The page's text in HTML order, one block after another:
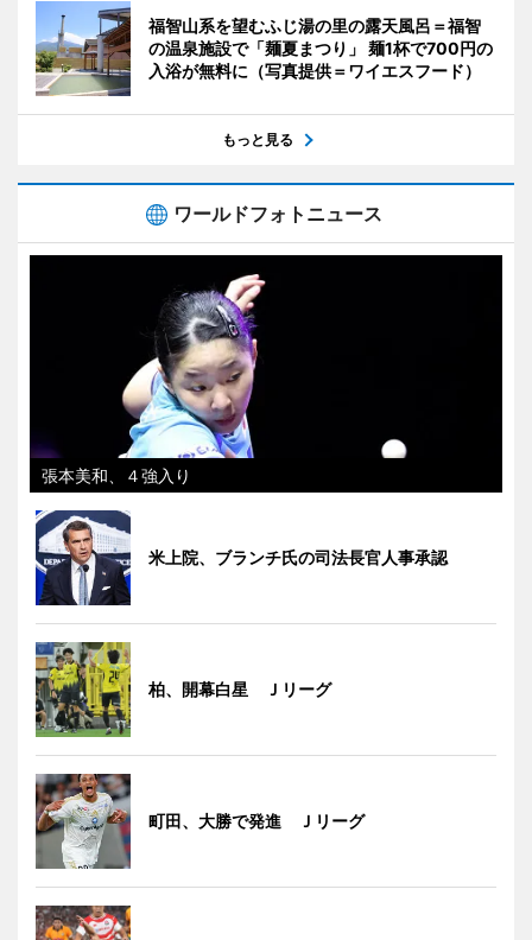
福智山系を望むふじ湯の里の露天風呂＝福智
の温泉施設で「麺夏まつり」 麺1杯で700円の
入浴が無料に（写真提供＝ワイエスフード）
もっと見る
ワールドフォトニュース
張本美和、４強入り
米上院、ブランチ氏の司法長官人事承認
柏、開幕白星 Ｊリーグ
町田、大勝で発進 Ｊリーグ